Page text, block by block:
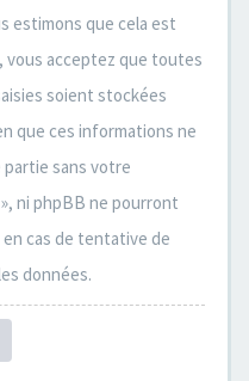
estimons que cela est
vous acceptez que toutes
soient stockées
que ces informations ne
sans votre
ni phpBB ne pourront
cas de tentative de
données.